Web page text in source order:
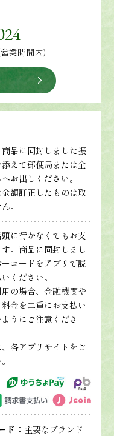
業時間内）
品に同封しました振
えて郵便局または全
お出しください。
額訂正したものは取
。
に行かなくてもお支
。商品に同封しまし
コードをアプリで読
ください。
の場合、金融機関や
金を二重にお支払い
うにご注意くださ
各アプリサイトをご
ド： 主要なブランド